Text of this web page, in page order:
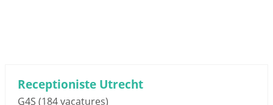
Receptioniste Utrecht
G4S (184 vacatures)